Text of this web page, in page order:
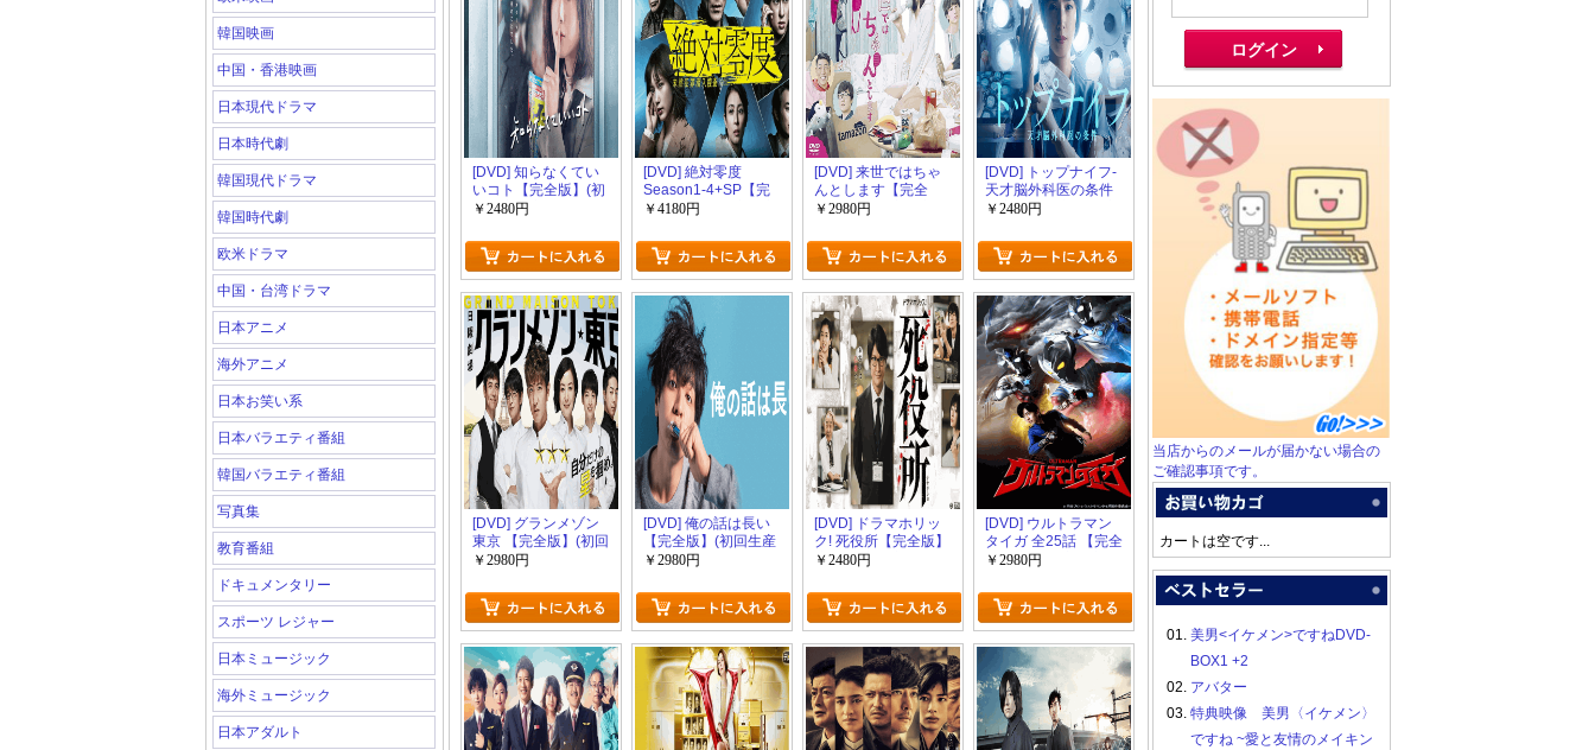
韓国映画
中国・香港映画
日本現代ドラマ
日本時代劇
韓国現代ドラマ
韓国時代劇
欧米ドラマ
中国・台湾ドラマ
日本アニメ
海外アニメ
日本お笑い系
日本バラエティ番組
韓国バラエティ番組
写真集
教育番組
ドキュメンタリー
スポーツ レジャー
日本ミュージック
海外ミュージック
日本アダルト
[DVD] 知らなくてい
いコト【完全版】(初
回生産限定版)
￥2480円
[DVD] 絶対零度
Season1-4+SP【完
全版】(初回生産限定
￥4180円
[DVD] 来世ではちゃ
んとします【完全
版】(初回生産限定版)
￥2980円
[DVD] トップナイフ-
天才脳外科医の条件
【完全版】(初回生産
￥2480円
[DVD] グランメゾン
東京 【完全版】(初回
生産限定版)
￥2980円
[DVD] 俺の話は長い
【完全版】(初回生産
限定版)
￥2980円
[DVD] ドラマホリッ
ク! 死役所【完全版】
(初回生産限定版)
￥2480円
[DVD] ウルトラマン
タイガ 全25話 【完全
版】(初回生産限定版)
￥2980円
当店からのメールが届かない場合の
ご確認事項です。
カートは空です...
01. 美男<イケメン>ですねDVD-
BOX1 +2
02. アバター
03. 特典映像 美男〈イケメン〉
ですね ~愛と友情のメイキン